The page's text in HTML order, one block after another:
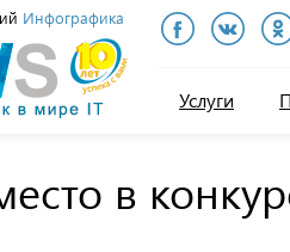
Инфографика
Услуги
в